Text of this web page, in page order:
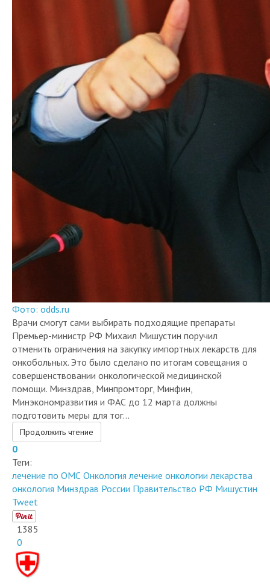
Фото: odds.ru
Врачи смогут сами выбирать подходящие препараты​
Премьер-министр РФ Михаил Мишустин поручил
отменить ограничения на закупку импортных лекарств для
онкобольных. Это было сделано по итогам совещания о
совершенствовании онкологической медицинской
помощи. Минздрав, Минпромторг, Минфин,
Минэкономразвития и ФАС до 12 марта должны
подготовить меры для тог...
Продолжить чтение
0
Теги:
лечение по ОМС Онкология лечение онкологии лекарства
онкология Минздрав России Правительство РФ Мишустин
Tweet
1385
0